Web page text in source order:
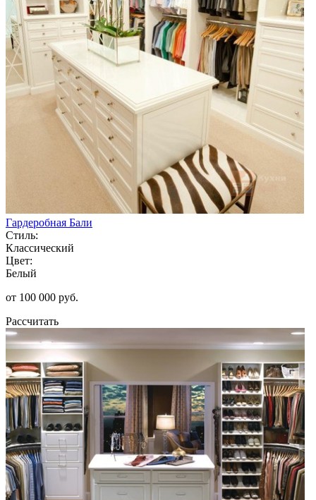
Гардеробная Бали
Стиль:
Классический
Цвет:
Белый
от 100 000 руб.
Рассчитать